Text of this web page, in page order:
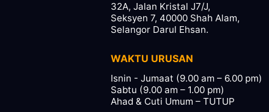
32A, Jalan Kristal J7/J,
Seksyen 7, 40000 Shah Alam,
Selangor Darul Ehsan.
WAKTU URUSAN
Isnin - Jumaat (9.00 am – 6.00 pm)
Sabtu (9.00 am – 1.00 pm)
Ahad & Cuti Umum – TUTUP